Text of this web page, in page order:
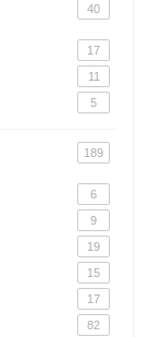
40
17
11
5
189
6
9
19
15
17
82